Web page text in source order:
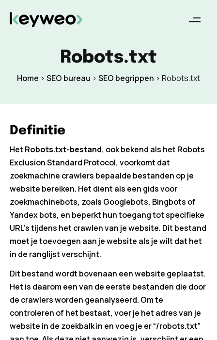
Robots.txt
Home > SEO bureau > SEO begrippen > Robots.txt
Definitie
Het Robots.txt-bestand, ook bekend als het Robots
Exclusion Standard Protocol, voorkomt dat
zoekmachine crawlers bepaalde bestanden op je
website bereiken. Het dient als een gids voor
zoekmachinebots, zoals Googlebots, Bingbots of
Yandex bots, en beperkt hun toegang tot specifieke
URL’s tijdens het crawlen van je website. Dit bestand
moet je toevoegen aan je website als je wilt dat het
in de ranglijst verschijnt.
Dit bestand wordt bovenaan een website geplaatst.
Het is daarom een ​​van de eerste bestanden die door
de crawlers worden geanalyseerd. Om te
controleren of het bestaat, voer je het adres van je
website in de zoekbalk in en voeg je er “/robots.txt”